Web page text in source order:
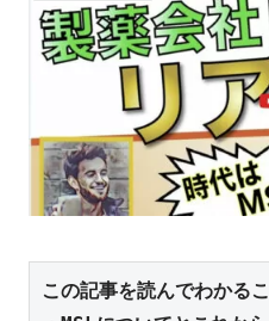
この記事を読んでわかる